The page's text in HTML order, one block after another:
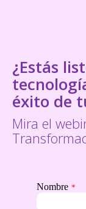
¿Estás
éxito de
Mira el